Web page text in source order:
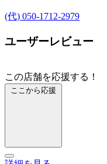
(代) 050-1712-2979
ユーザーレビュー
この店舗を応援する！
ここから応援